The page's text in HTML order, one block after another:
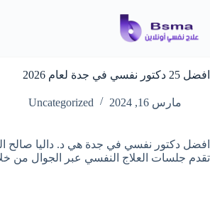
المحتوى
افضل 25 دكتور نفسي في جدة لعام 2026
مارس 16, 2024 Uncategorized
افضل دكتور نفسي في جدة هي د. داليا صالح
تقدم جلسات العلاج النفسي عبر الجوال من